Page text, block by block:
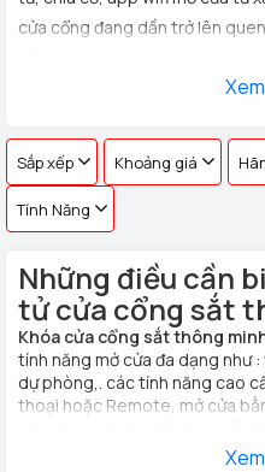
cửa cổng đang dần trở lên
Homego chuyên lắp đặt các
đẹp, khuyến mãi giá tốt lên đến
thống gần 60 showroom trên
082 3737 333 hoặc đến
Sắp xếp Khoảng giá
Tính Năng
Những điều cần
tử cửa cổng sắt
Khóa cửa cổng sắt thông
tính năng mở cửa đa dạng như
dự phòng,. các tính năng cao
thoại hoặc Remote, mở cửa
năng thì mức giá càng cao và